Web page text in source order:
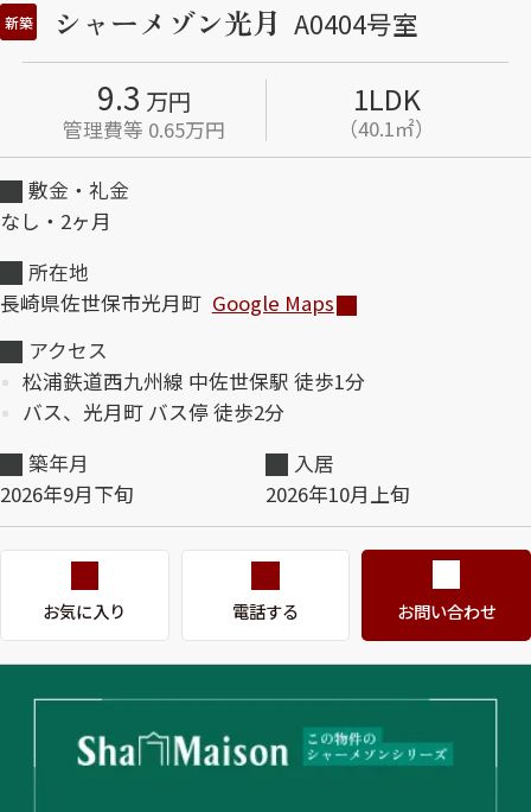
ルームツアー
シャーメゾンショップを探す
らくらく内見
シャーメゾンライフサポート
自立型サービス付き・シニア向け
お問い合わせ・よくある質問
シャーメゾンライフ CLUB
シャーメゾンライフ GUARD
新築 シャーメゾン光月 A0404号室
9.3 万円
管理費等 0.65万円
1LDK
（40.1㎡）
敷金・礼金
なし・2ヶ月
所在地
長崎県佐世保市光月町 Google Maps
アクセス
松浦鉄道西九州線 中佐世保駅 徒歩1分
バス、光月町 バス停 徒歩2分
築年月
2026年9月下旬
入居
2026年10月上旬
お気に入り 電話する お問い合わせ